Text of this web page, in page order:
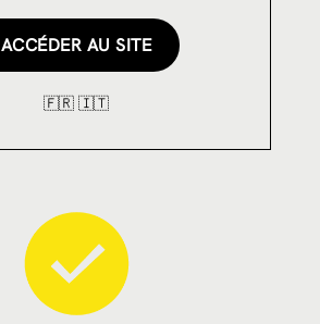
ACCÉDER AU SITE
🇫🇷 🇮🇹